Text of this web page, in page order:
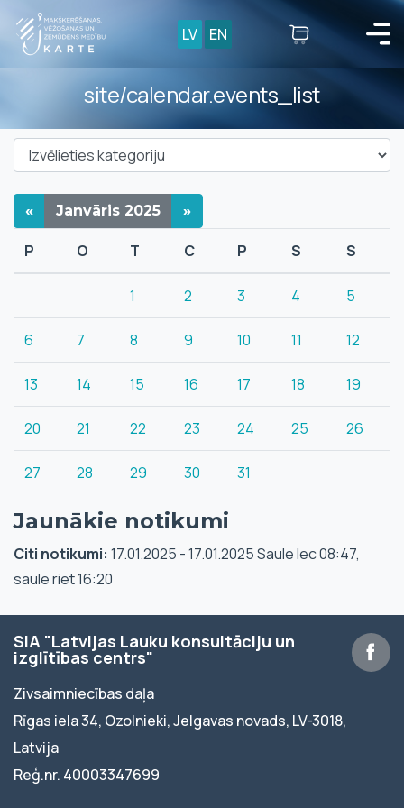
LV EN
site/calendar.events_list
« Janvāris 2025 »
P O T C P S S
1 2 3 4 5
6 7 8 9 10 11 12
13 14 15 16 17 18 19
20 21 22 23 24 25 26
27 28 29 30 31
Jaunākie notikumi
Citi notikumi: 17.01.2025 - 17.01.2025 Saule lec 08:47,
saule riet 16:20
SIA "Latvijas Lauku konsultāciju un
izglītības centrs"
Zivsaimniecības daļa
Rīgas iela 34, Ozolnieki, Jelgavas novads, LV-3018,
Latvija
Reģ.nr. 40003347699